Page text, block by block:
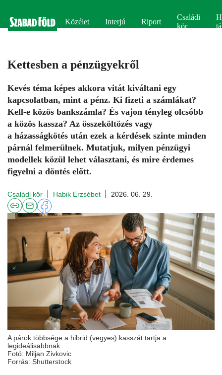
Közélet Interjú Riport
Családi
kör
Kettesben a pénzügyekről
Kevés téma képes akkora vitát kiváltani egy
kapcsolatban, mint a pénz. Ki fizeti a számlákat?
Kell-e közös bankszámla? És vajon tényleg olcsóbb
a közös kassza? Az összeköltözés vagy
a házasságkötés után ezek a kérdések szinte minden
párnál felmerülnek. Mutatjuk, milyen pénzügyi
modellek közül lehet választani, és mire érdemes
figyelni a döntés előtt.
Családi kör Habik Erzsébet 2026. 06. 29.
A párok többsége a hibrid (vegyes) kasszát tartja a
legideálisabbnak
Fotó: Miljan Zivkovic
Forrás: Shutterstock